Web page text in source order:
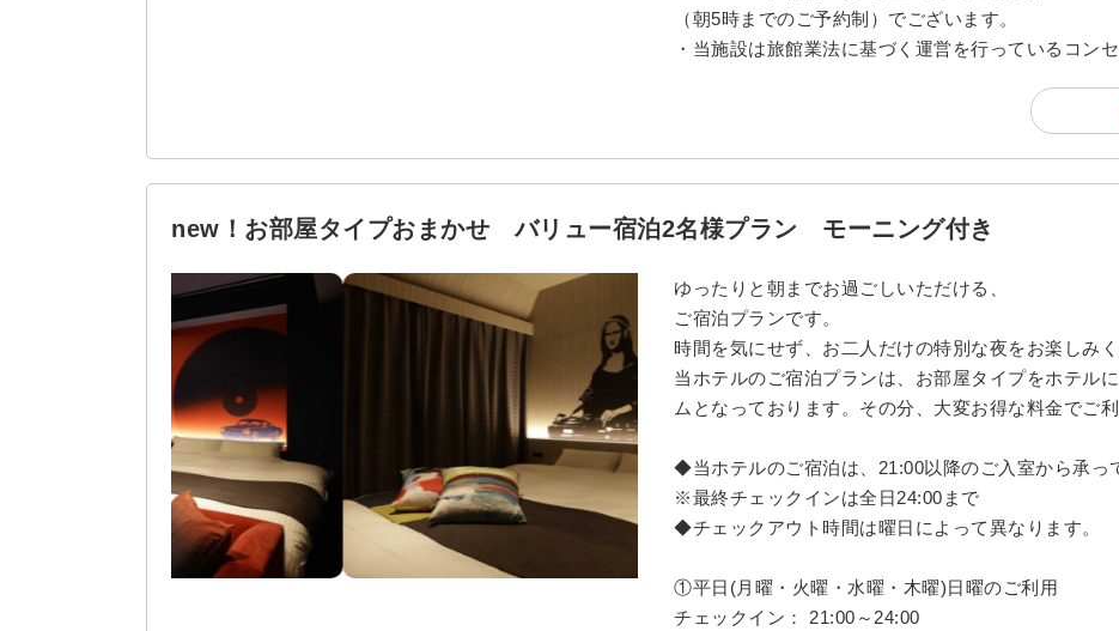
（朝5時までのご予約制）でございます。
・当施設は旅館業法に基づく運営を行っているコン
new！お部屋タイプおまかせ バリュー宿泊2名様プラン モーニング付き
ゆったりと朝までお過ごしいただける、
ご宿泊プランです。
時間を気にせず、お二人だけの特別な夜をお楽しみく
当ホテルのご宿泊プランは、お部屋タイプをホテル
ムとなっております。その分、大変お得な料金でご利
◆当ホテルのご宿泊は、21:00以降のご入室から承っ
※最終チェックインは全日24:00まで
◆チェックアウト時間は曜日によって異なります。
①平日(月曜・火曜・水曜・木曜)日曜のご利用
チェックイン： 21:00～24:00